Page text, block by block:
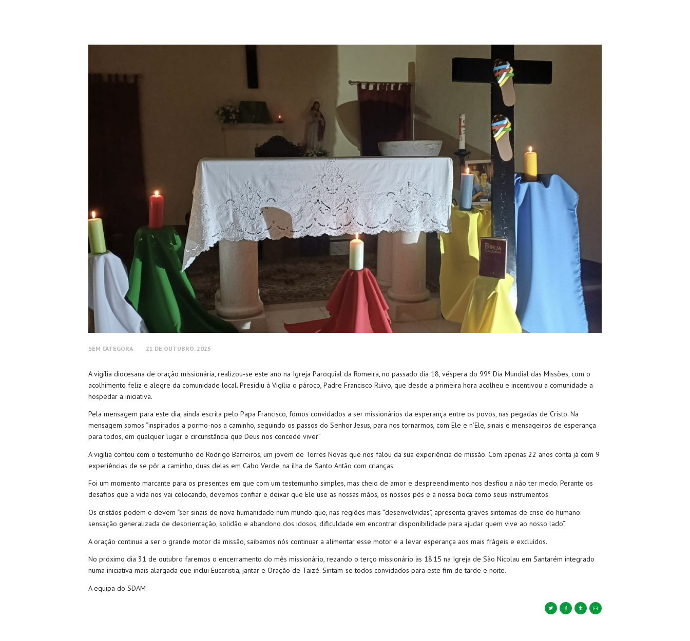
SEM CATEGORA 21 DE OUTUBRO, 2025
A vigília diocesana de oração missionária, realizou-se este ano na Igreja Paroquial da Romeira, no passado dia 18, véspera do 99º Dia Mundial das Missões, com o
acolhimento feliz e alegre da comunidade local. Presidiu à Vigília o pároco, Padre Francisco Ruivo, que desde a primeira hora acolheu e incentivou a comunidade a
hospedar a iniciativa.
Pela mensagem para este dia, ainda escrita pelo Papa Francisco, fomos convidados a ser missionários da esperança entre os povos, nas pegadas de Cristo. Na
mensagem somos “inspirados a pormo-nos a caminho, seguindo os passos do Senhor Jesus, para nos tornarmos, com Ele e n’Ele, sinais e mensageiros de esperança
para todos, em qualquer lugar e circunstância que Deus nos concede viver”
A vigília contou com o testemunho do Rodrigo Barreiros, um jovem de Torres Novas que nos falou da sua experiência de missão. Com apenas 22 anos conta já com 9
experiências de se pôr a caminho, duas delas em Cabo Verde, na ilha de Santo Antão com crianças.
Foi um momento marcante para os presentes em que com um testemunho simples, mas cheio de amor e despreendimento nos desfiou a não ter medo. Perante os
desafios que a vida nos vai colocando, devemos confiar e deixar que Ele use as nossas mãos, os nossos pés e a nossa boca como seus instrumentos.
Os cristãos podem e devem “ser sinais de nova humanidade num mundo que, nas regiões mais “desenvolvidas”, apresenta graves sintomas de crise do humano:
sensação generalizada de desorientação, solidão e abandono dos idosos, dificuldade em encontrar disponibilidade para ajudar quem vive ao nosso lado”.
A oração continua a ser o grande motor da missão, saibamos nós continuar a alimentar esse motor e a levar esperança aos mais frágeis e excluídos.
No próximo dia 31 de outubro faremos o encerramento do mês missionário, rezando o terço missionário às 18:15 na Igreja de São Nicolau em Santarém integrado
numa iniciativa mais alargada que inclui Eucaristia, jantar e Oração de Taizé. Sintam-se todos convidados para este fim de tarde e noite.
A equipa do SDAM